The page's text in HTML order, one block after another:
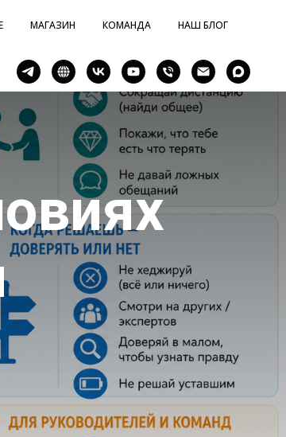
МАГАЗИН КОМАНДА
НАШ БЛОГ